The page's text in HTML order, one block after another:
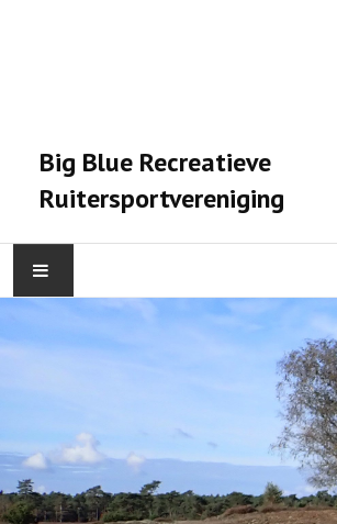
Big Blue Recreatieve
Ruitersportvereniging
VERENIGING
STALPRAET